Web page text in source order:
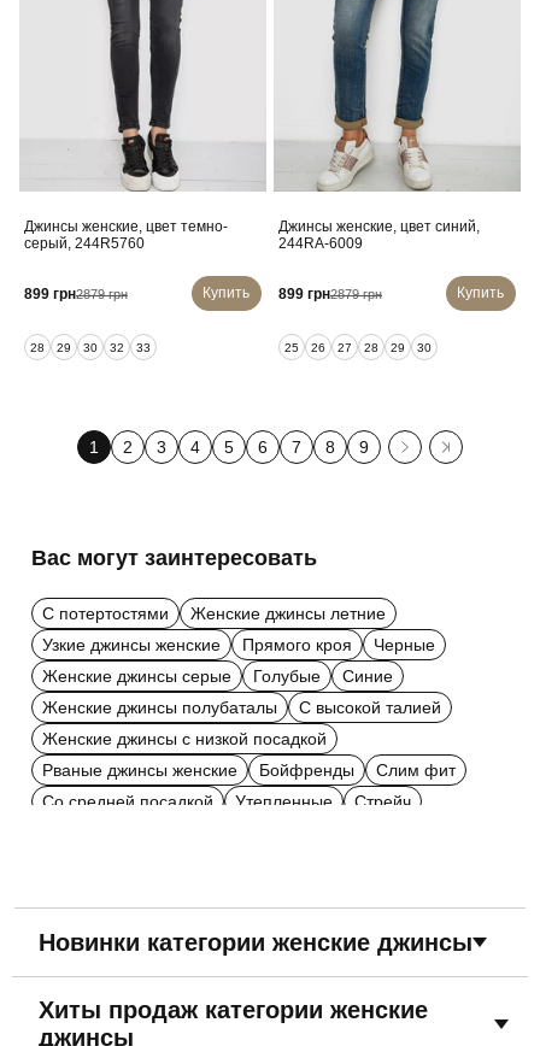
Джинсы женские, цвет темно-
серый, 244R5760
899 грн2879 грн Купить
28 29 30 32 33
Джинсы женские, цвет синий,
244RA-6009
899 грн2879 грн Купить
25 26 27 28 29 30
1 2 3 4 5 6 7 8 9
Вас могут заинтересовать
С потертостями
Женские джинсы летние
Узкие джинсы женские
Прямого кроя
Черные
Женские джинсы серые
Голубые
Синие
Женские джинсы полубаталы
С высокой талией
Женские джинсы с низкой посадкой
Рваные джинсы женские
Бойфренды
Слим фит
Со средней посадкой
Утепленные
Стрейч
26 размер
28 размер
34 размер
36 размер 38 размер
40 размер
Новинки категории женские джинсы
Хиты продаж категории женские
джинсы